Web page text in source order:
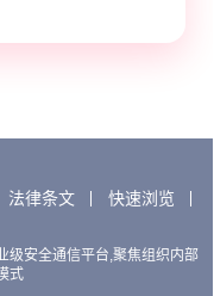
法律条文
快速浏览
级安全通信平台,聚焦组织内部
式